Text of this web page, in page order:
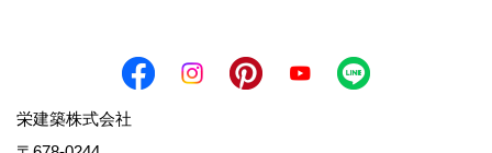
栄建築株式会社